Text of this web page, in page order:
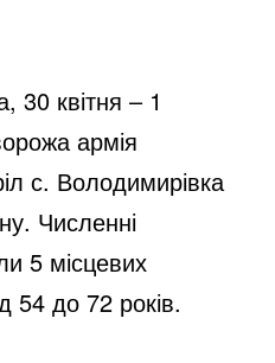
30 квітня – 1
армія
с. Володимирівка
Численні
5 місцевих
54 до 72 років.